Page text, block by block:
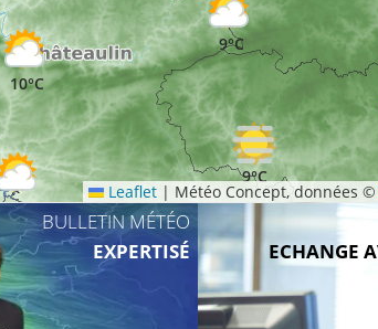
9°C
9°C
10°C
15°C
10°C
Leaflet | Météo Concept, données ©
BULLETIN MÉTÉO
EXPERTISÉ
ECHANGE